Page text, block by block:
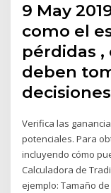
9 May
como el
pérdidas ,
deben
Verifica las
potenciales. Para
incluyendo cómo
Calculadora de
ejemplo: Tamaño